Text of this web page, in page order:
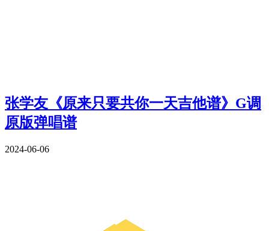
张学友《原来只要共你一天吉他谱》G调
原版弹唱谱
2024-06-06